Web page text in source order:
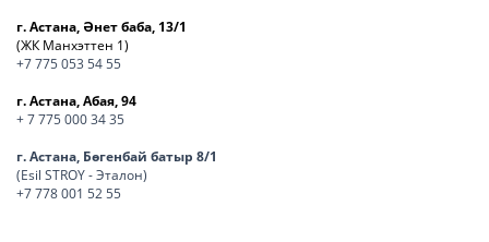
г. Астана, Әнет баба, 13/1
(ЖК Манхэттен 1)
+7 775 053 54 55
г. Астана, Абая, 94
+ 7 775 000 34 35
г. Астана, Бөгенбай батыр 8/1
(Esil STROY - Эталон)
+7 778 001 52 55